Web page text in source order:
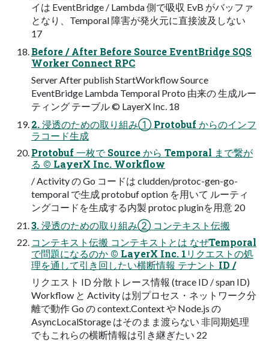
イは EventBridge / Lambda 側で吸収 EvB がバッファ
となり、Temporal 障害が発火元に直接波及しない
17
Before / After Before Source EventBridge SQS
Worker Connect RPC
Server After publish StartWorkflow Source
EventBridge Lambda Temporal Proto 由来の ⽣成ルー
ティング テーブル © LayerX Inc. 18
2. 浸透のための取り組み① Protobuf からのインフ
ラコード生成
Protobuf 一枚で Source から Temporal まで繋が
る © LayerX Inc. Workflow
/ Activity の Go コードは cludden/protoc-gen-go-
temporal で生成 protobuf option を用いて ルーティ
ングコードを生成する内製 protoc pluginを用意 20
3. 浸透のための取り組み② コンテキスト伝搬
コンテキスト伝搬 コンテキストとは なぜTemporal
で問題になるのか © LayerX Inc. 1リクエストの処
理を通して引き回したい横断情報 テナント ID /
リクエスト ID 分散トレース情報 (trace ID / span ID)
Workflow と Activity は別プロセス・ネットワーク分
離で動作 Go の context.Context や Node.js の
AsyncLocalStorage はそのまま渡らない 非同期処理
でもこれらの横断情報は引き継ぎたい 22